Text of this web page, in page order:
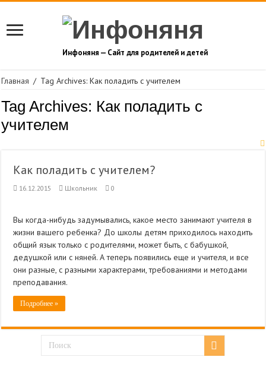
Инфоняня — Сайт для родителей и детей
Главная / Tag Archives: Как поладить с учителем
Tag Archives: Как поладить с
учителем
Как поладить с учителем?
16.12.2015 Школьник 0
Вы когда-нибудь задумывались, какое место занимают учителя в
жизни вашего ребенка? До школы детям приходилось на­ходить
общий язык только с родителями, может быть, с ба­бушкой,
дедушкой или с няней. А теперь по­явились еще и учителя, и все
они разные, с разными характерами, требованиями и ме­тодами
преподавания.
Подробнее »